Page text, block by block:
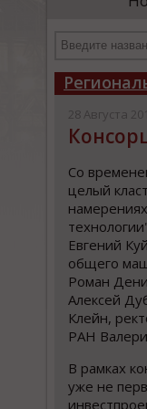
департамента
28 Августа
Со
целый
Евгений
общего
Роман
Алексей
Клейн,
РАН
В рамках
уже не